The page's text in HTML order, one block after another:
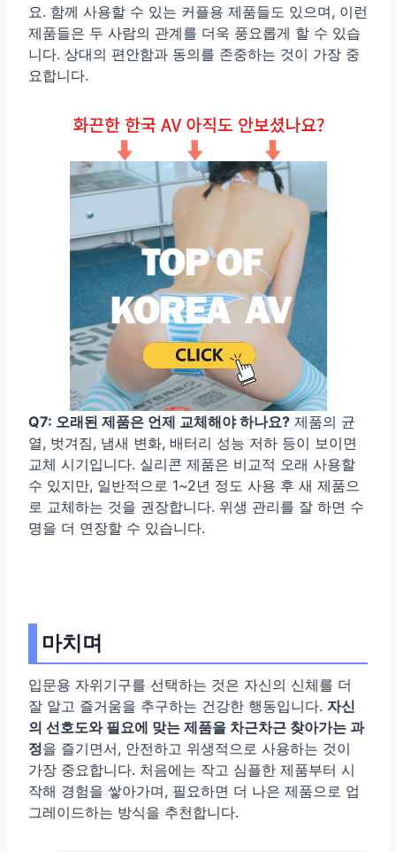
요. 함께 사용할 수 있는 커플용 제품들도 있으며, 이런
제품들은 두 사람의 관계를 더욱 풍요롭게 할 수 있습
니다. 상대의 편안함과 동의를 존중하는 것이 가장 중
요합니다.
Q7: 오래된 제품은 언제 교체해야 하나요? 제품의 균
열, 벗겨짐, 냄새 변화, 배터리 성능 저하 등이 보이면
교체 시기입니다. 실리콘 제품은 비교적 오래 사용할
수 있지만, 일반적으로 1~2년 정도 사용 후 새 제품으
로 교체하는 것을 권장합니다. 위생 관리를 잘 하면 수
명을 더 연장할 수 있습니다.
마치며
입문용 자위기구를 선택하는 것은 자신의 신체를 더
잘 알고 즐거움을 추구하는 건강한 행동입니다. 자신
의 선호도와 필요에 맞는 제품을 차근차근 찾아가는 과
정을 즐기면서, 안전하고 위생적으로 사용하는 것이
가장 중요합니다. 처음에는 작고 심플한 제품부터 시
작해 경험을 쌓아가며, 필요하면 더 나은 제품으로 업
그레이드하는 방식을 추천합니다.